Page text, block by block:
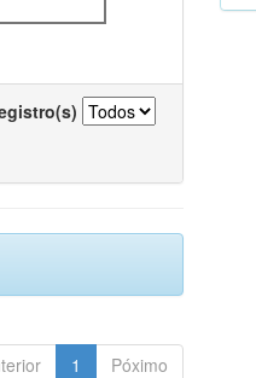
1 Póximo